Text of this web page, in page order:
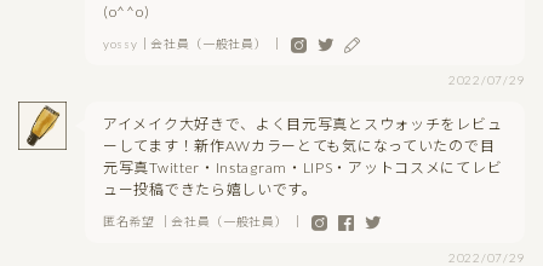
(o^^o)
yossy｜会社員（一般社員） ｜
2022/07/29
アイメイク大好きで、よく目元写真とスウォッチをレビュ
ーしてます！新作AWカラーとても気になっていたので目
元写真Twitter・Instagram・LIPS・アットコスメにてレビ
ュー投稿できたら嬉しいです。
匿名希望 ｜会社員（一般社員） ｜
2022/07/29